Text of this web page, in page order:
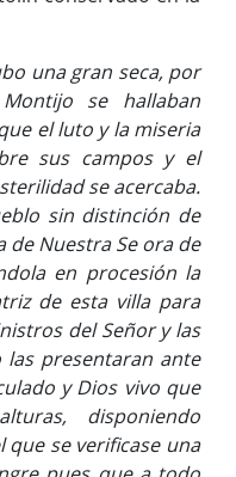
una gran seca, por
se hallaban
el luto y la miseria
sus campos y el
se acercaba.
sin distinción de
Nuestra Se ora de
en procesión la
de esta villa para
del Señor y las
presentaran ante
y Dios vivo que
disponiendo
que se verificase una